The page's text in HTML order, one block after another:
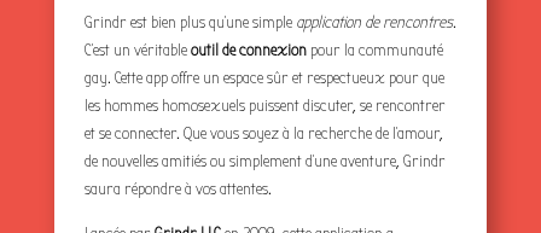
Grindr est bien plus qu’une simple application de rencontres.
C’est un véritableoutil de connexionpour la communauté
gay. Cette app offre un espace sûr et respectueux pour que
les hommes homosexuels puissent discuter, se rencontrer
et se connecter. Que vous soyez à la recherche de l’amour,
de nouvelles amitiés ou simplement d’une aventure, Grindr
saura répondre à vos attentes.